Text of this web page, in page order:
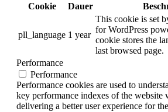
Cookie
Dauer
pll_language 1 year
This cookie is set
for WordPress
cookie stores the
last browsed page.
Performance
Performance
Performance cookies are used to
key performance indexes of the website
delivering a better user experience for